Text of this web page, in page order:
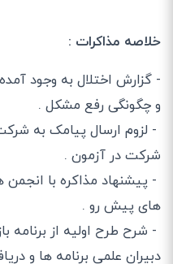
خلاصه مذاکرات :
- گزارش اختلال به وجود آمده
و چگونگی رفع مشکل .
- لزوم ارسال پیامک به
شرکت در آزمون .
- پیشنهاد مذاکره با انجمن
های پیش رو .
- شرح طرح اولیه از برنامه
دبیران علمی برنامه ها و